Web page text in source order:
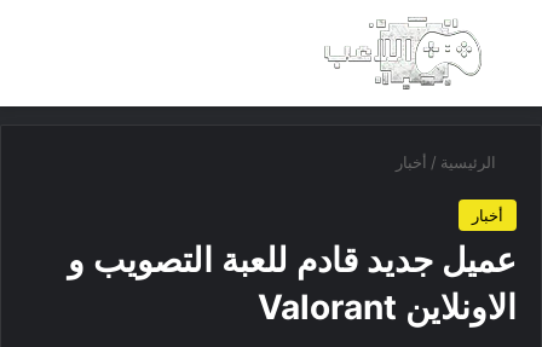
بحث عن
الرئيسية / أخبار
أخبار
عميل جديد قادم للعبة التصويب و
الاونلاين Valorant